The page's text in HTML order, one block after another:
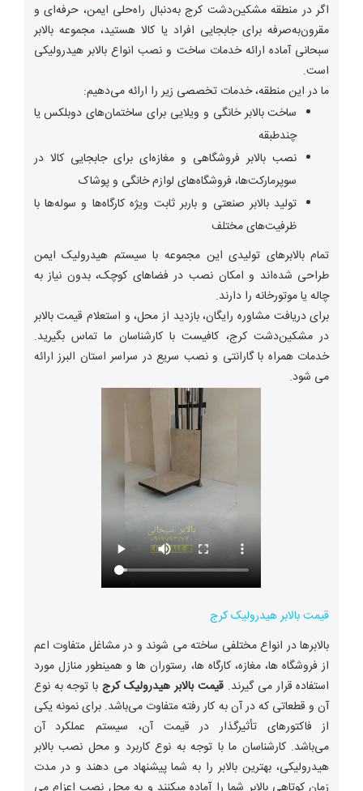
اگر در منطقه مشکین‌دشت کرج به‌دنبال راه‌حلی ایمن، حرفه‌ای و
مقرون‌به‌صرفه برای جابجایی افراد یا کالا هستید، مجموعه بالابر
سبحانی آماده ارائه خدمات ساخت و نصب انواع بالابر هیدرولیکی
است.
ما در این منطقه، خدمات تخصصی زیر را ارائه می‌دهیم:
ساخت بالابر خانگی و ویلایی برای ساختمان‌های دوبلکس یا
چندطبقه
نصب بالابر فروشگاهی و مغازه‌ای برای جابجایی کالا در
سوپرمارکت‌ها، فروشگاه‌های لوازم خانگی و پوشاک
تولید بالابر صنعتی و باربر ثابت ویژه کارگاه‌ها و سوله‌ها با
ظرفیت‌های مختلف
تمام بالابرهای تولیدی این مجموعه با سیستم هیدرولیک ایمن
طراحی شده‌اند و امکان نصب در فضاهای کوچک، بدون نیاز به
چاله یا موتورخانه را دارند.
برای دریافت مشاوره رایگان، بازدید از محل، و استعلام قیمت بالابر
در مشکین‌دشت کرج، کافیست با کارشناسان ما تماس بگیرید.
خدمات همراه با گارانتی و نصب سریع در سراسر استان البرز ارائه
می شود.
قیمت بالابر هیدرولیک کرج
بالابرها در انواع مختلفی ساخته می شوند و در مشاغل متفاوت اعم
از فروشگاه ها، مغازه، کارگاه ها، رستوران ها و همینطور منازل مورد
استفاده قرار می گیرند.قیمت بالابر هیدرولیک کرجبا توجه به نوع
آن و قطعاتی که در آن به کار رفته متفاوت می‌باشد. برای نمونه یکی
از فاکتورهای تأثیرگذار در قیمت آن، سیستم عملکرد آن
می‌باشد. کارشناسان ما با توجه به نوع کاربرد و محل نصب بالابر
هیدرولیکی، بهترین بالابر را به شما پیشنهاد می دهند و در مدت